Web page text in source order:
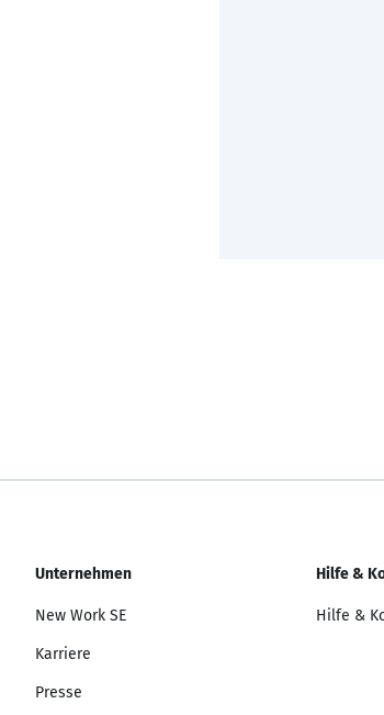
Unternehmen
New Work SE
Karriere
Presse
Hilfe &
Hilfe &